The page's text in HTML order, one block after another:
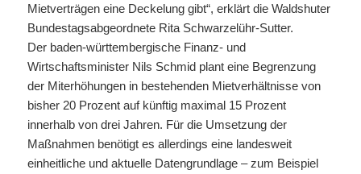
Mietverträgen eine Deckelung gibt“, erklärt die Waldshuter
Bundestagsabgeordnete Rita Schwarzelühr-Sutter.
Der baden-württembergische Finanz- und
Wirtschaftsminister Nils Schmid plant eine Begrenzung
der Miterhöhungen in bestehenden Mietverhältnisse von
bisher 20 Prozent auf künftig maximal 15 Prozent
innerhalb von drei Jahren. Für die Umsetzung der
Maßnahmen benötigt es allerdings eine landesweit
einheitliche und aktuelle Datengrundlage – zum Beispiel